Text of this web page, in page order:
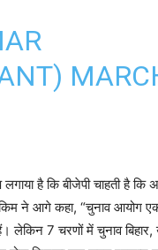
है कि बीजेपी चाहती है
ने आगे कहा, “चुनाव
7 चरणों में चुनाव